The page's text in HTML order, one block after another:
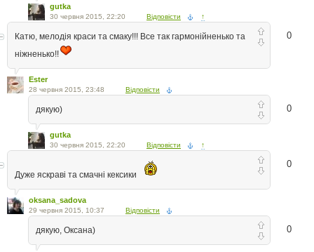
gutka
30 червня 2015, 22:20 Відповісти ↑
0
Катю, мелодія краси та смаку!!! Все так гармонійненько та
ніжненько!!
Ester
28 червня 2015, 23:48 Відповісти
0
дякую)
gutka
30 червня 2015, 22:20 Відповісти ↑
0
Дуже яскраві та смачні кексики
oksana_sadova
29 червня 2015, 10:37 Відповісти
0
дякую, Оксана)